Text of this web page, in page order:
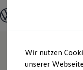
Hauptinhalt
springen
Footer
springen
Modelle und
Modelle
Elektroautos
ENERGY
Wir nutzen
unserer